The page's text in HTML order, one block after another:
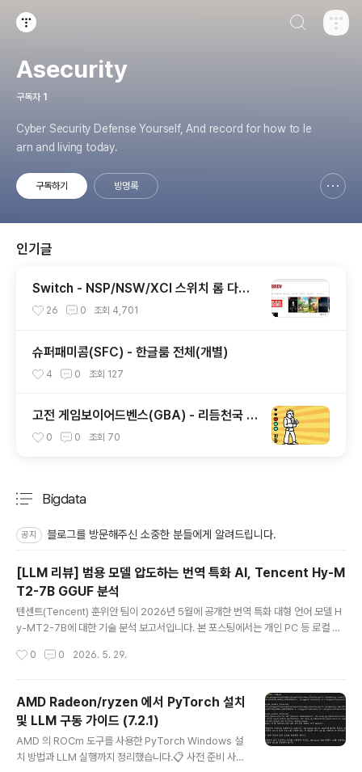
Asecurity
구독자 1
Cyber Security Defense Yourself, And record for how to le
arn and living today.
구독하기 방명록
인기글
Switch - NSP/NSW/XCI 스위치 롬 다운
로드 사이트들
26 0 조회 4,701
슈퍼패미콤(SFC) - 한글룸 전체(개별)
4 0 조회 127
고전 게임보이어드벤스(GBA) - 리듬천국 한
글 0 0 조회 70
Bigdata
공지 블로그를 방문해주신 소중한 분들에게 알려드립니다.
[LLM 리뷰] 범용 모델 압도하는 번역 특화 AI, Tencent Hy-M
T2-7B GGUF 분석
텐센트(Tencent) 훈위안 팀이 2026년 5월에 공개한 번역 특화 대형 언어 모델 H
y-MT2-7B에 대한 기술 분석 보고서입니다. 본 포스팅에서는 개인 PC 등 로컬 환
심 성능과 실사용 평을 정리했습니다.💡 요약: "Fast-Thinking" 추론 기법을 탑재
다국어 기계 번역 특화 모델입니다.1. 모델 개요 및 핵심 아키텍처Architecture공식
명칭: Hy-MT2 (Hunyuan Machine Translation 2)개발사: 텐센트 훈위안(Ten
cent Hunyuan) 연구팀파라미터 사이즈: 70억 (7B)지원 언어: 한국어, 중..
0 0 2026. 5. 29.
AMD Radeon/ryzen 에서 PyTorch 설치
및 LLM 구동 가이드 (7.2.1)
AMD 의 ROCm 도구를 사용한 PyTorch Windows 설
치 방법과 LLM 실행까지 정리했습니다.📋 사전 준비 사항